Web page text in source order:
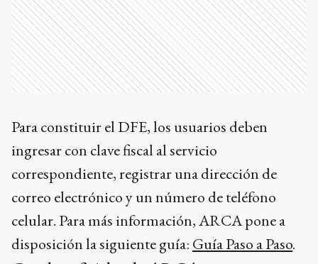
Para constituir el DFE, los usuarios deben
ingresar con clave fiscal al servicio
correspondiente, registrar una dirección de
correo electrónico y un número de teléfono
celular. Para más información, ARCA pone a
disposición la siguiente guía: Guía Paso a Paso.